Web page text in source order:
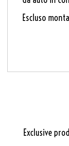
Escluso
Exclusive